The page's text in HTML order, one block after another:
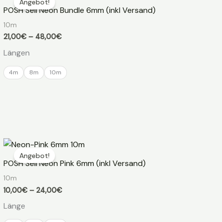
Angebot!
POSH Seil Neon Bundle 6mm (inkl Versand)
10m
21,00€ – 48,00€Preisspanne:
Längen
4m 8m 10m
Angebot!
POSH Seil Neon Pink 6mm (inkl Versand)
10m
10,00€ – 24,00€Preisspanne:
Länge